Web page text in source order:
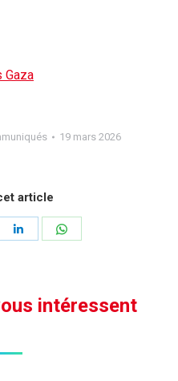
Gaza
19 mars 2026
article
Partager
intéressent